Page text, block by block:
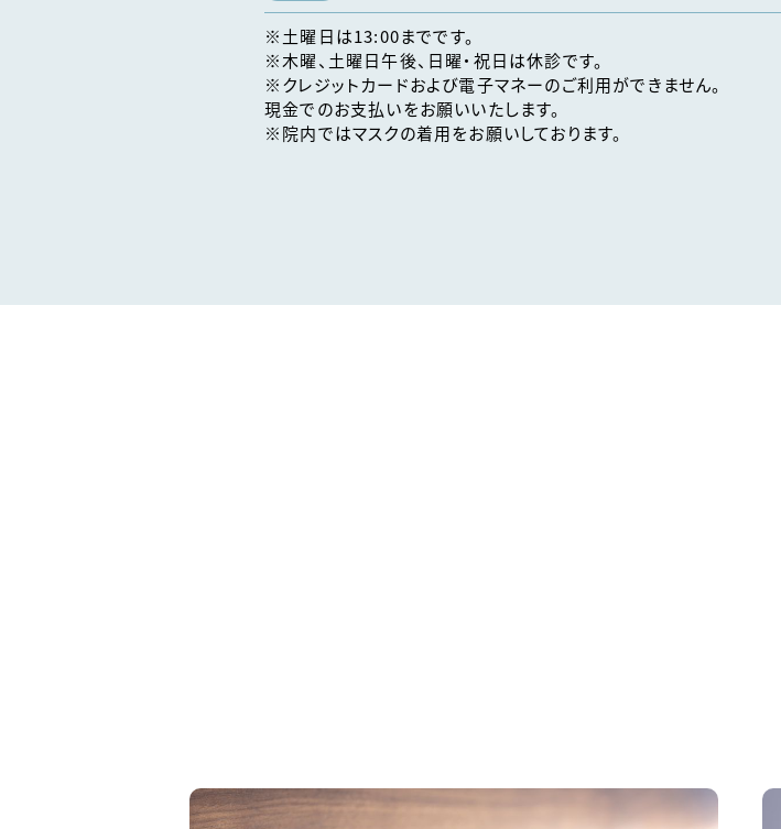
※土曜日は13:00までです。
※木曜、土曜日午後、日曜・祝日は休診です。
※クレジットカードおよび電子マネーのご利用ができません。
現金でのお支払いをお願いいたします。
※院内ではマスクの着用をお願いしております。